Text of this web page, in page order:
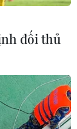
đối thủ